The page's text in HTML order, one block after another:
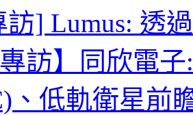
訪] Lumus: 透
專訪】同欣電
、低軌衛星前